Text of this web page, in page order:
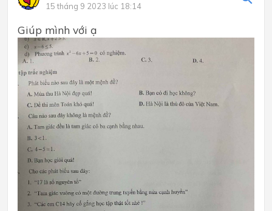
15 tháng 9 2023 lúc 18:14
Giúp mình với ạ